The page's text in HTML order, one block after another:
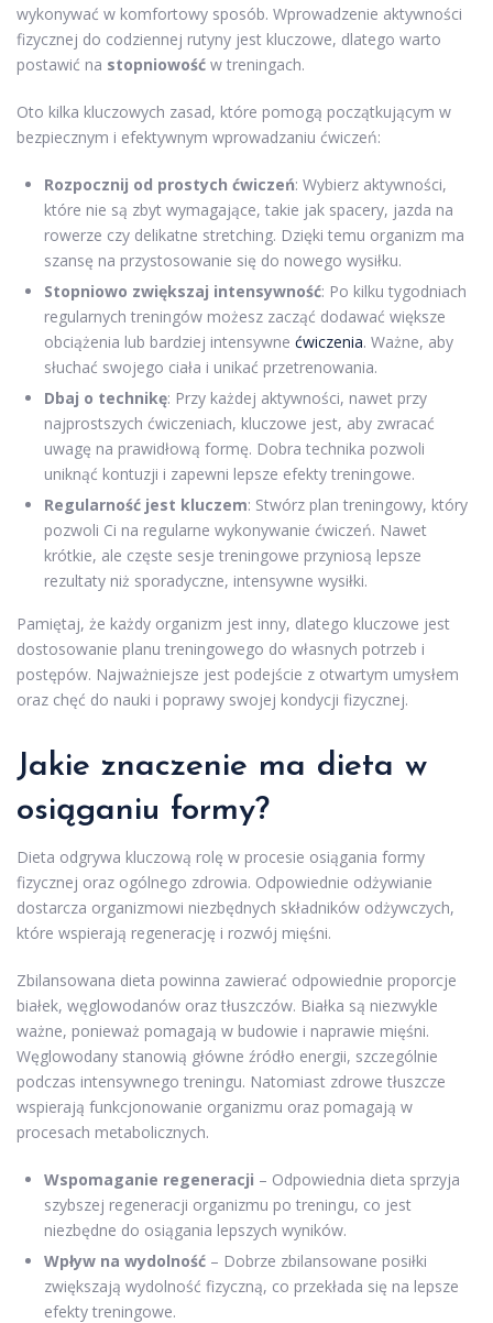
wykonywać w komfortowy sposób. Wprowadzenie aktywności
fizycznej do codziennej rutyny jest kluczowe, dlatego warto
postawić na stopniowość w treningach.
Oto kilka kluczowych zasad, które pomogą początkującym w
bezpiecznym i efektywnym wprowadzaniu ćwiczeń:
Rozpocznij od prostych ćwiczeń: Wybierz aktywności,
które nie są zbyt wymagające, takie jak spacery, jazda na
rowerze czy delikatne stretching. Dzięki temu organizm ma
szansę na przystosowanie się do nowego wysiłku.
Stopniowo zwiększaj intensywność: Po kilku tygodniach
regularnych treningów możesz zacząć dodawać większe
obciążenia lub bardziej intensywne ćwiczenia. Ważne, aby
słuchać swojego ciała i unikać przetrenowania.
Dbaj o technikę: Przy każdej aktywności, nawet przy
najprostszych ćwiczeniach, kluczowe jest, aby zwracać
uwagę na prawidłową formę. Dobra technika pozwoli
uniknąć kontuzji i zapewni lepsze efekty treningowe.
Regularność jest kluczem: Stwórz plan treningowy, który
pozwoli Ci na regularne wykonywanie ćwiczeń. Nawet
krótkie, ale częste sesje treningowe przyniosą lepsze
rezultaty niż sporadyczne, intensywne wysiłki.
Pamiętaj, że każdy organizm jest inny, dlatego kluczowe jest
dostosowanie planu treningowego do własnych potrzeb i
postępów. Najważniejsze jest podejście z otwartym umysłem
oraz chęć do nauki i poprawy swojej kondycji fizycznej.
Jakie znaczenie ma dieta w
osiąganiu formy?
Dieta odgrywa kluczową rolę w procesie osiągania formy
fizycznej oraz ogólnego zdrowia. Odpowiednie odżywianie
dostarcza organizmowi niezbędnych składników odżywczych,
które wspierają regenerację i rozwój mięśni.
Zbilansowana dieta powinna zawierać odpowiednie proporcje
białek, węglowodanów oraz tłuszczów. Białka są niezwykle
ważne, ponieważ pomagają w budowie i naprawie mięśni.
Węglowodany stanowią główne źródło energii, szczególnie
podczas intensywnego treningu. Natomiast zdrowe tłuszcze
wspierają funkcjonowanie organizmu oraz pomagają w
procesach metabolicznych.
Wspomaganie regeneracji – Odpowiednia dieta sprzyja
szybszej regeneracji organizmu po treningu, co jest
niezbędne do osiągania lepszych wyników.
Wpływ na wydolność – Dobrze zbilansowane posiłki
zwiększają wydolność fizyczną, co przekłada się na lepsze
efekty treningowe.